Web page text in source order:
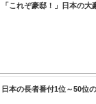
「これぞ豪邸！」日本の大
日本の長者番付1位～50位